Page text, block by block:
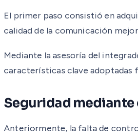
El primer paso consistió en
calidad de la comunicación
Mediante la asesoría del
características clave adoptadas
Seguridad
Anteriormente, la falta de